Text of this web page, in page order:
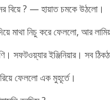
বিয়ে ? — হায়াত চমকে উঠলো।
মাথা নিচু করে ফেললো, আর
সফটওয়্যার ইঞ্জিনিয়ার। সব
ফেললো এক মুহূর্তে।